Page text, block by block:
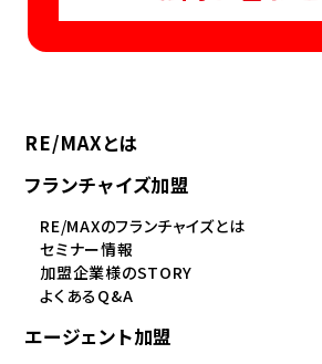
RE/MAXとは
フランチャイズ加盟
RE/MAXのフランチャイズとは
セミナー情報
加盟企業様のSTORY
よくあるQ&A
エージェント加盟